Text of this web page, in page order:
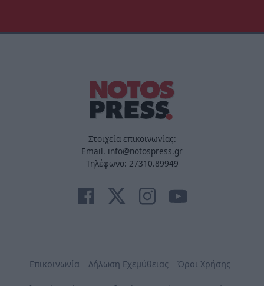
Στοιχεία επικοινωνίας:
Email. info@notospress.gr
Τηλέφωνο: 27310.89949
Επικοινωνία Δήλωση Εχεμύθειας Όροι Χρήσης